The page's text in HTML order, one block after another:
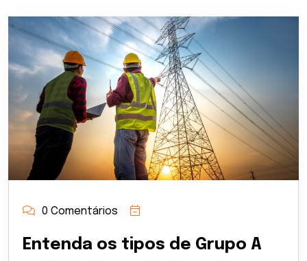
0 Comentários
Entenda os tipos de Grupo A